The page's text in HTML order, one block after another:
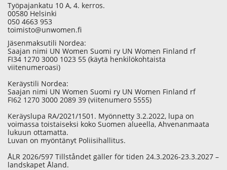
Työpajankatu 10 A, 4. kerros.
00580 Helsinki
050 4663 953
toimisto@unwomen.fi
Jäsenmaksutili Nordea:
Saajan nimi UN Women Suomi ry UN Women Finland rf
FI34 1270 3000 1023 55 (käytä henkilökohtaista
viitenumeroasi)
Keräystili Nordea:
Saajan nimi UN Women Suomi ry UN Women Finland rf
FI62 1270 3000 2089 39 (viitenumero 5555)
Keräyslupa RA/2021/1501. Myönnetty 3.2.2022, lupa on
voimassa toistaiseksi koko Suomen alueella, Ahvenanmaata
lukuun ottamatta.
Luvan on myöntänyt Poliisihallitus.
ÅLR 2026/597 Tillståndet gäller för tiden 24.3.2026-23.3.2027 –
landskapet Åland.